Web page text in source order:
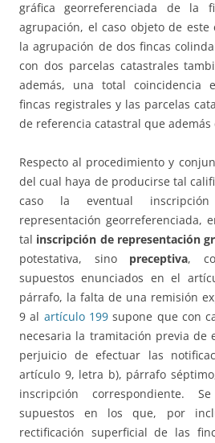
gráfica georreferenciada de la
agrupación, el caso objeto de este
la agrupación de dos fincas
con dos parcelas catastrales
además, una total coincidencia
fincas registrales y las parcelas
de referencia catastral que además
Respecto al procedimiento y
del cual haya de producirse tal
caso la eventual
representación georreferenciada,
tal inscripción de representación
potestativa, sino preceptiva,
supuestos enunciados en el
párrafo, la falta de una remisión
9 al artículo 199supone que con
necesaria la tramitación previa de
perjuicio de efectuar las
artículo 9, letra b), párrafo
inscripción correspondiente.
supuestos en los que, por
rectificación superficial de las